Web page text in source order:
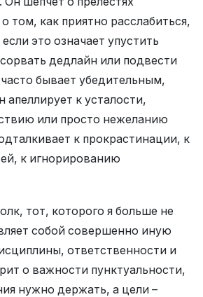
том, как приятно расслабиться,
это означает упустить
дедлайн или подвести
бывает убедительным,
апеллирует к усталости,
или просто нежеланию
к прокрастинации, к
к игнорированию
тот, которого я больше не
собой совершенно иную
ответственности и
о важности пунктуальности,
нужно держать, а цели –